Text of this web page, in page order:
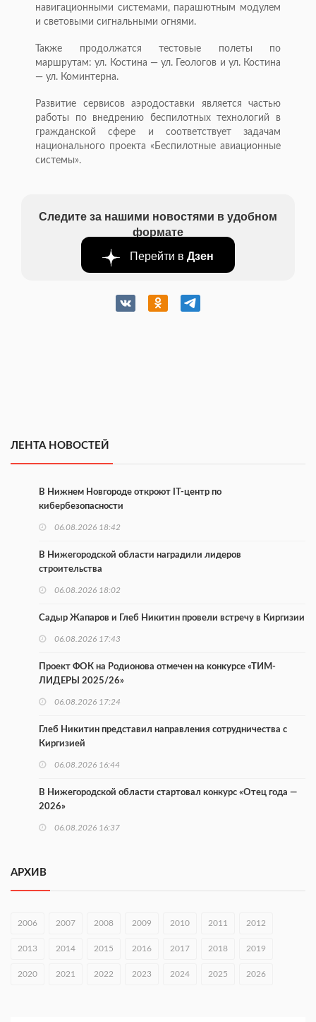
навигационными системами, парашютным модулем
и световыми сигнальными огнями.
Также продолжатся тестовые полеты по
маршрутам: ул. Костина — ул. Геологов и ул. Костина
— ул. Коминтерна.
Развитие сервисов аэродоставки является частью
работы по внедрению беспилотных технологий в
гражданской сфере и соответствует задачам
национального проекта «Беспилотные авиационные
системы».
Следите за нашими новостями в удобном
формате
Перейти в Дзен
ЛЕНТА НОВОСТЕЙ
В Нижнем Новгороде откроют IT-центр по
кибербезопасности
06.08.2026 18:42
В Нижегородской области наградили лидеров
строительства
06.08.2026 18:02
Садыр Жапаров и Глеб Никитин провели встречу в Киргизии
06.08.2026 17:43
Проект ФОК на Родионова отмечен на конкурсе «ТИМ-
ЛИДЕРЫ 2025/26»
06.08.2026 17:24
Глеб Никитин представил направления сотрудничества с
Киргизией
06.08.2026 16:44
В Нижегородской области стартовал конкурс «Отец года —
2026»
06.08.2026 16:37
раза
АРХИВ
2006 2007 2008 2009 2010 2011 2012
2013 2014 2015 2016 2017 2018 2019
2020 2021 2022 2023 2024 2025 2026